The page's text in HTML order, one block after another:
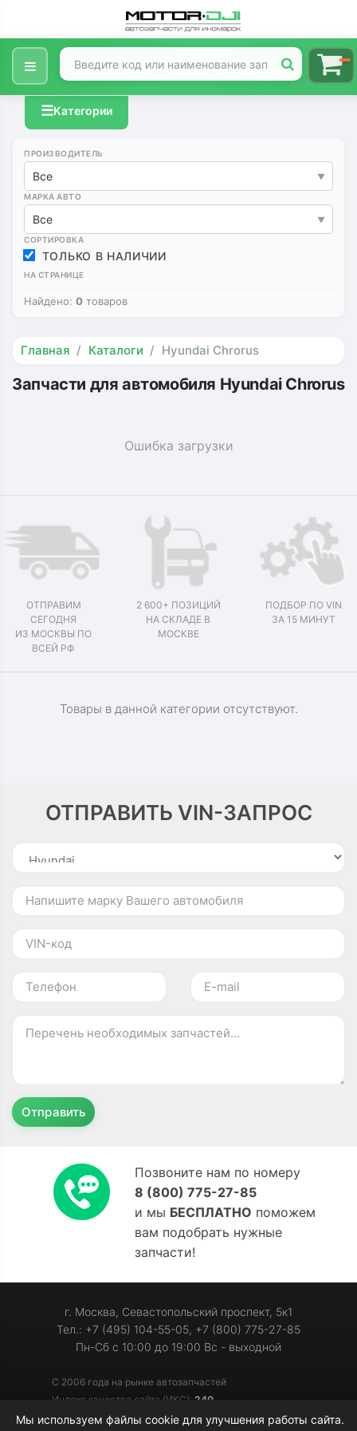
☰Категории
ПРОИЗВОДИТЕЛЬ
Все
МАРКА АВТО
Все
СОРТИРОВКА
ТОЛЬКО В НАЛИЧИИ
НА СТРАНИЦЕ
Найдено: 0 товаров
Главная Каталоги Hyundai Chrorus
Запчасти для автомобиля Hyundai Chrorus
Ошибка загрузки
ОТПРАВИМ
СЕГОДНЯ
ИЗ МОСКВЫ ПО
ВСЕЙ РФ
2 600+ ПОЗИЦИЙ
НА СКЛАДЕ В
МОСКВЕ
ПОДБОР ПО VIN
ЗА 15 МИНУТ
Товары в данной категории отсутствуют.
ОТПРАВИТЬ VIN-ЗАПРОС
Отправить
Позвоните нам по номеру
8 (800) 775-27-85
и мы БЕСПЛАТНО поможем
вам подобрать нужные
запчасти!
г. Москва, Севастопольский проспект, 5к1
Тел.: +7 (495) 104-55-05, +7 (800) 775-27-85
Пн-Сб с 10:00 до 19:00 Вс - выходной
С 2006 года на рынке автозапчастей
Индекс качества сайта (ИКС): 240
Мы используем файлы cookie для улучшения работы сайта.